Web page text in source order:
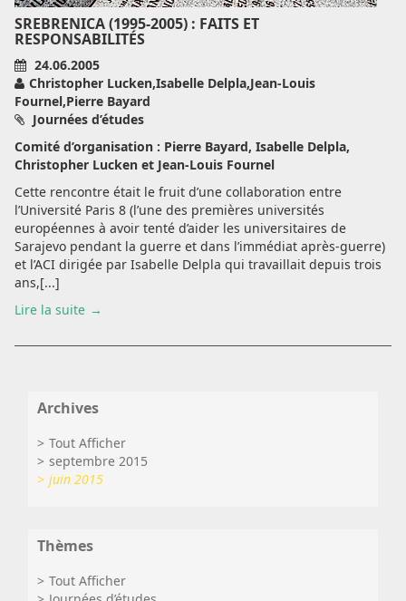
SREBRENICA (1995-2005) : FAITS ET
RESPONSABILITÉS
24.06.2005
Christopher Lucken,Isabelle Delpla,Jean-Louis
Fournel,Pierre Bayard
Journées d’études
Comité d’organisation : Pierre Bayard, Isabelle Delpla,
Christopher Lucken et Jean-Louis Fournel
Cette rencontre était le fruit d’une collaboration entre
l’Université Paris 8 (l’une des premières universités
européennes à avoir tenté d’aider les universitaires de
Sarajevo pendant la guerre et dans l’immédiat après-guerre)
et l’ACI dirigée par Isabelle Delpla qui travaillait depuis trois
ans,[...]
Lire la suite
Archives
Tout Afficher
septembre 2015
juin 2015
Thèmes
Tout Afficher